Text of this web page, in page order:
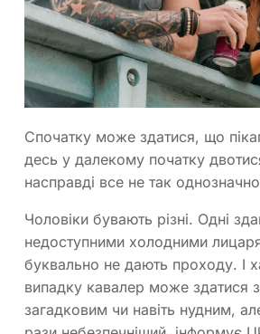
Спочатку може здатися, що
десь у далекому початку
насправді все не так
Чоловіки бувають різні. Одні
недоступними холодними
буквально не дають проходу. І
випадку кавалер може здатися
загадковим чи навіть нудним,